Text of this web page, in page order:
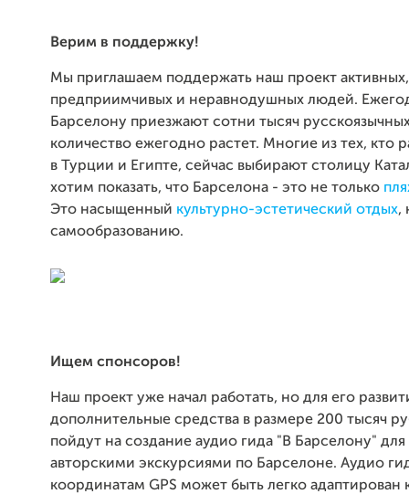
Верим в поддержку!
Мы приглашаем поддержать наш проект активных,
предприимчивых и неравнодушных людей.
Барселону приезжают сотни тысяч
количество ежегодно растет. Многие из тех, кто
в Турции и Египте, сейчас выбирают столицу
хотим показать, что Барселона - это не только
Это насыщенный культурно-эстетический отдых,
самообразованию.
Ищем спонсоров!
Наш проект уже начал работать, но для его
дополнительные средства в размере 200 тысяч
пойдут на создание аудио гида "В Барселону"
авторскими экскурсиями по Барселоне. Аудио
координатам GPS может быть легко адаптирован